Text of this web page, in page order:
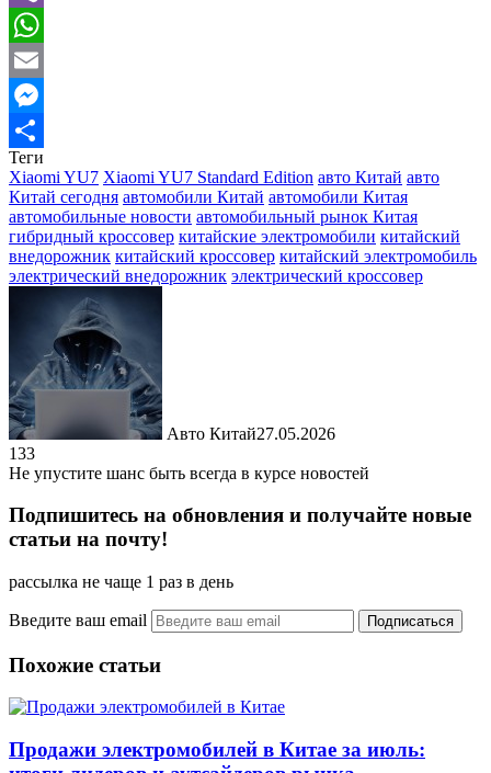
Viber
WhatsApp
Email
Messenger
Отправить
Теги
Xiaomi YU7 Xiaomi YU7 Standard Edition авто Китай авто
Китай сегодня автомобили Китай автомобили Китая
автомобильные новости автомобильный рынок Китая
гибридный кроссовер китайские электромобили китайский
внедорожник китайский кроссовер китайский электромобиль
электрический внедорожник электрический кроссовер
Авто Китай27.05.2026
133
Не упустите шанс быть всегда в курсе новостей
Подпишитесь на обновления и получайте новые
статьи на почту!
рассылка не чаще 1 раз в день
Введите ваш email
Похожие статьи
Продажи электромобилей в Китае за июль: